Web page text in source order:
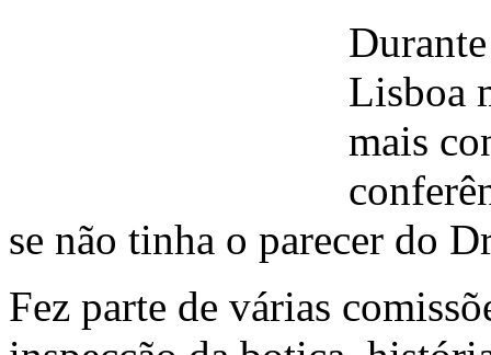
Lisboa
mais
se não tinha o parecer do
Fez parte de várias